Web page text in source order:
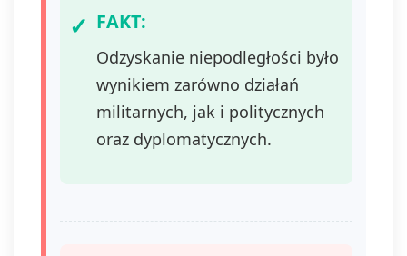
FAKT:
Odzyskanie niepodległości było
wynikiem zarówno działań
militarnych, jak i politycznych
oraz dyplomatycznych.